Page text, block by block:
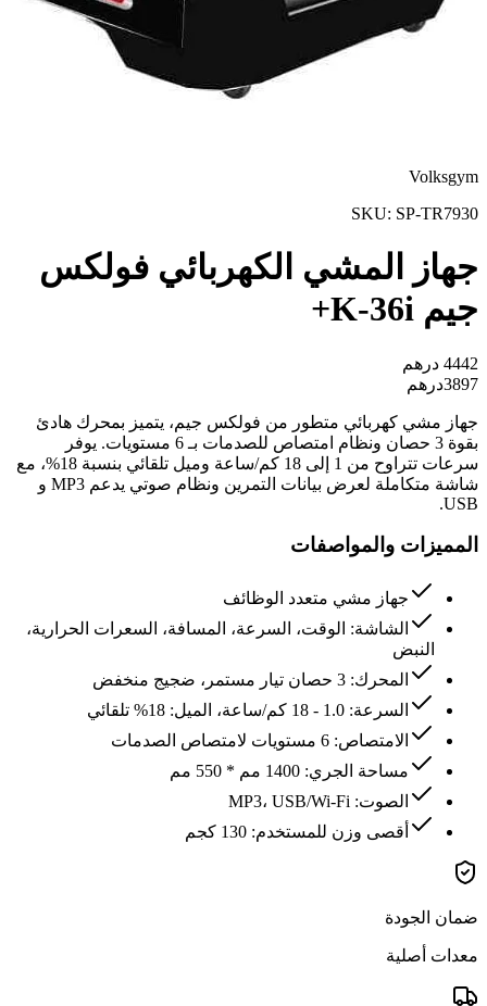
Volksgym
SKU: SP-TR7930
جهاز المشي الكهربائي فولكس
جيم K-36i+
4442 درهم
3897درهم
جهاز مشي كهربائي متطور من فولكس جيم، يتميز بمحرك هادئ
بقوة 3 حصان ونظام امتصاص للصدمات بـ 6 مستويات. يوفر
سرعات تتراوح من 1 إلى 18 كم/ساعة وميل تلقائي بنسبة 18%، مع
شاشة متكاملة لعرض بيانات التمرين ونظام صوتي يدعم MP3 و
USB.
المميزات والمواصفات
جهاز مشي متعدد الوظائف
الشاشة: الوقت، السرعة، المسافة، السعرات الحرارية،
النبض
المحرك: 3 حصان تيار مستمر، ضجيج منخفض
السرعة: 1.0 - 18 كم/ساعة، الميل: 18% تلقائي
الامتصاص: 6 مستويات لامتصاص الصدمات
مساحة الجري: 1400 مم * 550 مم
الصوت: MP3، USB/Wi-Fi
أقصى وزن للمستخدم: 130 كجم
ضمان الجودة
معدات أصلية